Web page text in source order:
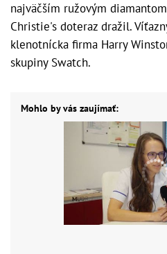
najväčším ružovým
Christie's doteraz dražil.
klenotnícka firma Harry
skupiny Swatch.
Mohlo by vás zaujímať: